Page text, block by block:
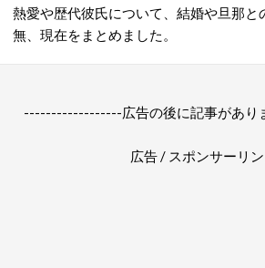
熱愛や歴代彼氏について、結婚や旦那と
無、現在をまとめました。
------------------広告の後に記事があ
広告 / スポンサーリ